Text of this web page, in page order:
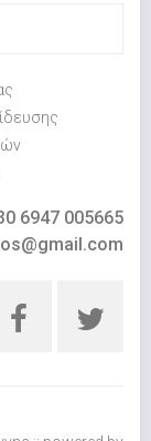
6947 005665